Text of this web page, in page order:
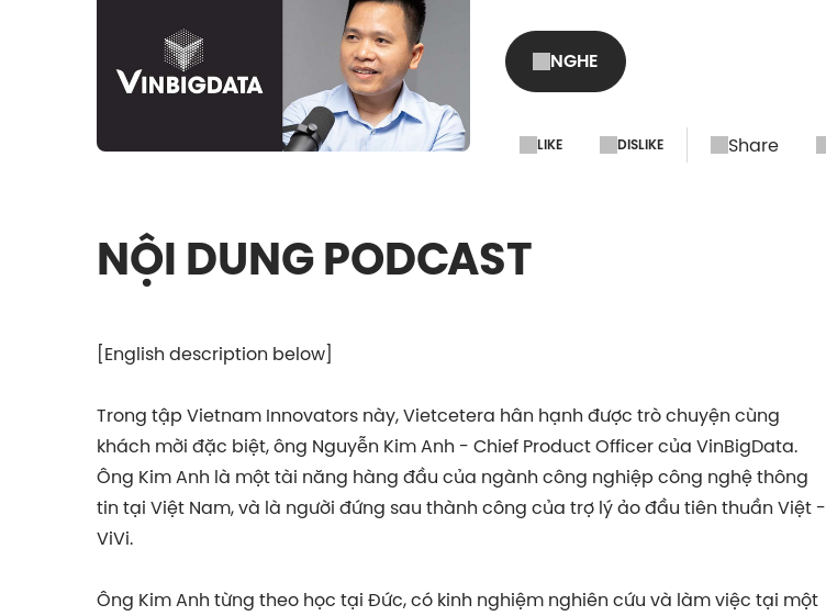
NGHE
LIKE DISLIKE Share
NỘI DUNG PODCAST
[English description below]
Trong tập Vietnam Innovators này, Vietcetera hân hạnh được trò chuyện cùng
khách mời đặc biệt, ông Nguyễn Kim Anh - Chief Product Officer của VinBigData.
Ông Kim Anh là một tài năng hàng đầu của ngành công nghiệp công nghệ thông
tin tại Việt Nam, và là người đứng sau thành công của trợ lý ảo đầu tiên thuần Việt -
ViVi.
Ông Kim Anh từng theo học tại Đức, có kinh nghiệm nghiên cứu và làm việc tại một